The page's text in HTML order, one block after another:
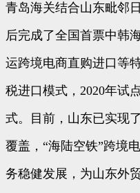
青岛海关结合山东毗邻
后完成了全国首票中韩
运跨境电商直购进口等
税进口模式，2020年试
式。目前，山东已实现
覆盖，“海陆空铁”跨境
务稳健发展，为山东外